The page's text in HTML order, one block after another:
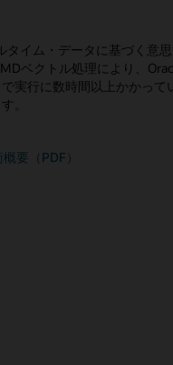
タイム・データに基づく意
ベクトル処理により、
実行に数時間以上かかっ
。
要（PDF）
ャ
形式アーキテクチャは、
タベース内の同じデータ
Real Application Clusters（
は、単一ノードのメモ
、単一ノードよりも大きな
スタンバイ・データベー
ためにスタンバイ・デー
の関連スタンバイ・デー
レランス
Exadataクラスタのノード
す。ノードに障害が発生
にOracle Database In-
APIはすべて透過的に機能
応じて自動的に管理し、
たるリアルタ
し、ユーザーがOracle